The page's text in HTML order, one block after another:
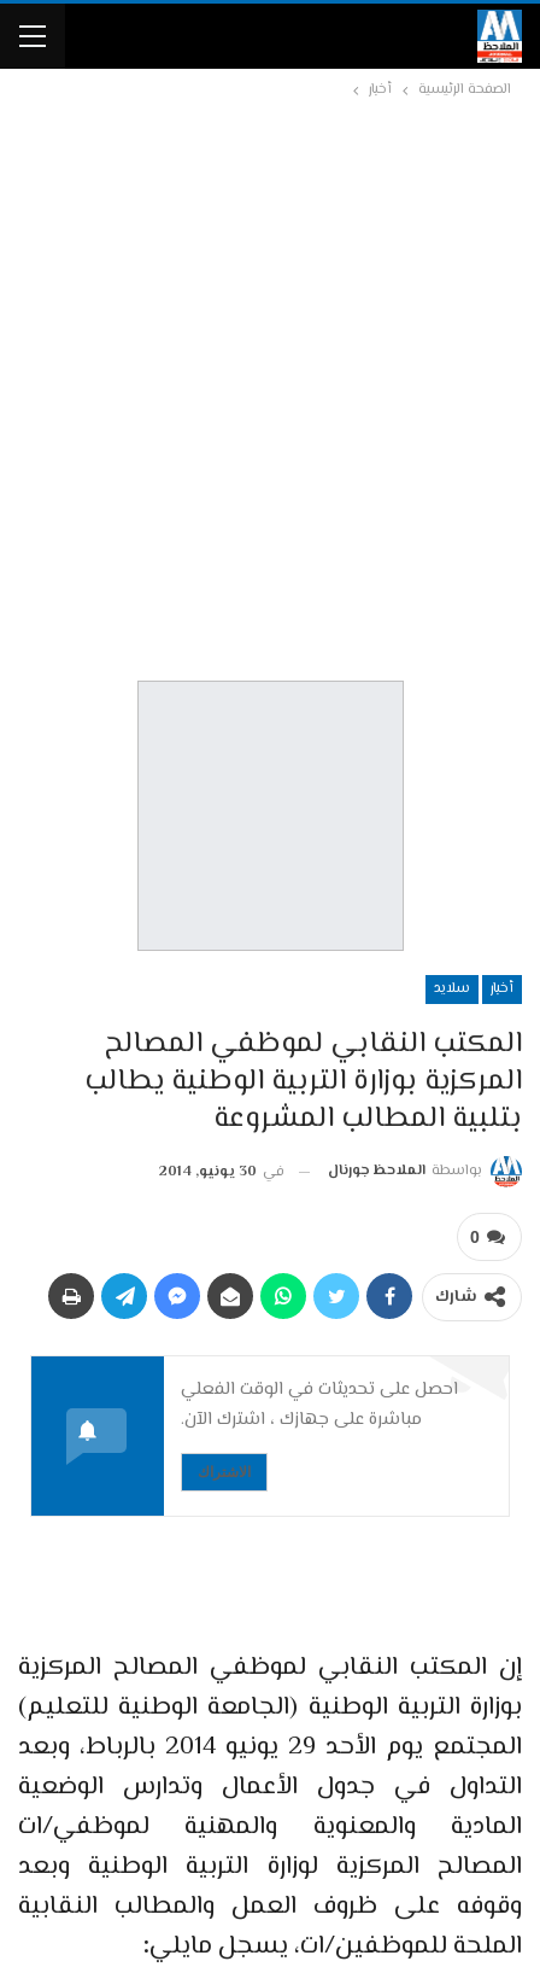
الصفحة الرئيسية أخبار
أخبار سلايد
المكتب النقابي لموظفي المصالح
المركزية بوزارة التربية الوطنية يطالب
بتلبية المطالب المشروعة
بواسطة الملاحظ جورنال في 30 يونيو, 2014
0
شارك
احصل على تحديثات في الوقت الفعلي
مباشرة على جهازك ، اشترك الآن.
الاشتراك
إن المكتب النقابي لموظفي المصالح المركزية
بوزارة التربية الوطنية (الجامعة الوطنية للتعليم)
المجتمع يوم الأحد 29 يونيو 2014 بالرباط، وبعد
التداول في جدول الأعمال وتدارس الوضعية
المادية والمعنوية والمهنية لموظفي/ات
المصالح المركزية لوزارة التربية الوطنية وبعد
وقوفه على ظروف العمل والمطالب النقابية
الملحة للموظفين/ات، يسجل مايلي: